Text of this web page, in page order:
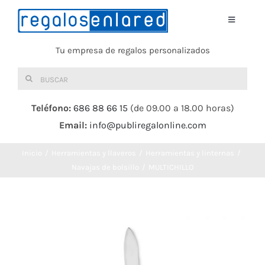
Saltar
Toggle
Tu empresa de regalos personalizados
Buscar:
Teléfono: 686 88 66 15 (de 09.00 a 18.00 horas)
Email: info@publiregalonline.com